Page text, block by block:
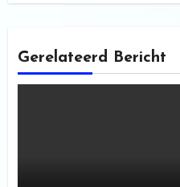
Gerelateerd Bericht